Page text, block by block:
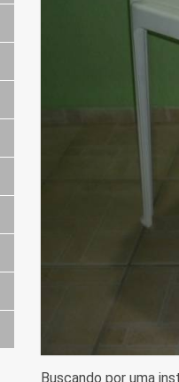
Buscando por uma